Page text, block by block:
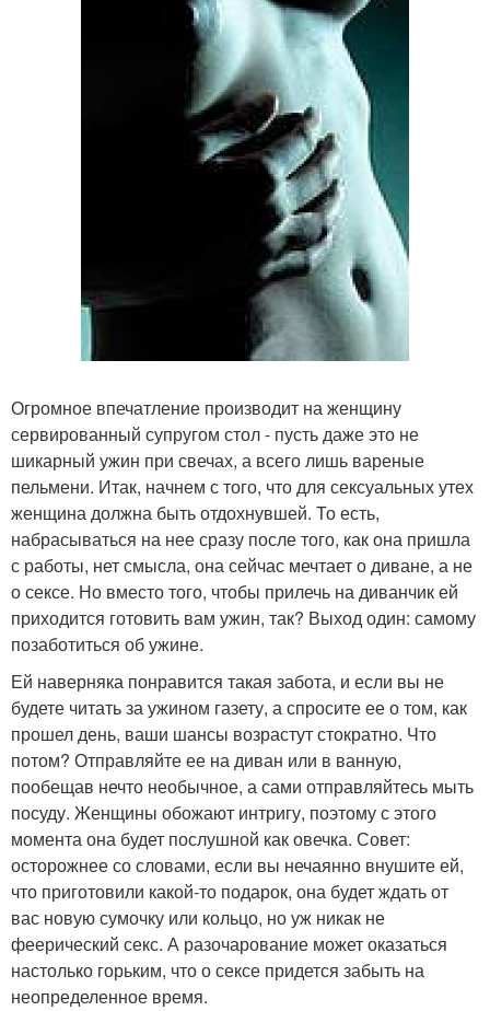
Огромное впечатление производит на женщину
сервированный супругом стол - пусть даже это не
шикарный ужин при свечах, а всего лишь вареные
пельмени. Итак, начнем с того, что для сексуальных утех
женщина должна быть отдохнувшей. То есть,
набрасываться на нее сразу после того, как она пришла
с работы, нет смысла, она сейчас мечтает о диване, а не
о сексе. Но вместо того, чтобы прилечь на диванчик ей
приходится готовить вам ужин, так? Выход один: самому
позаботиться об ужине.
Ей наверняка понравится такая забота, и если вы не
будете читать за ужином газету, а спросите ее о том, как
прошел день, ваши шансы возрастут стократно. Что
потом? Отправляйте ее на диван или в ванную,
пообещав нечто необычное, а сами отправляйтесь мыть
посуду. Женщины обожают интригу, поэтому с этого
момента она будет послушной как овечка. Совет:
осторожнее со словами, если вы нечаянно внушите ей,
что приготовили какой-то подарок, она будет ждать от
вас новую сумочку или кольцо, но уж никак не
феерический секс. А разочарование может оказаться
настолько горьким, что о сексе придется забыть на
неопределенное время.